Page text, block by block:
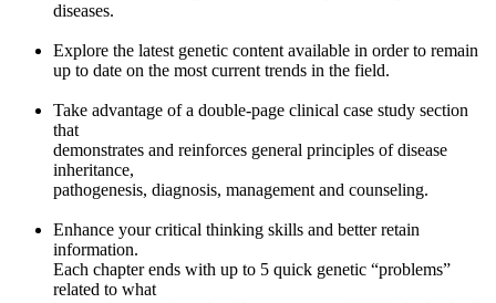
diseases.
Explore the latest genetic content available in order to remain
up to date on the most current trends in the field.
Take advantage of a double-page clinical case study section
that
demonstrates and reinforces general principles of disease
inheritance,
pathogenesis, diagnosis, management and counseling.
Enhance your critical thinking skills and better retain
information.
Each chapter ends with up to 5 quick genetic “problems”
related to what